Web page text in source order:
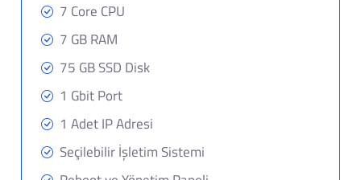
7 Core CPU
7 GB RAM
75 GB SSD Disk
1 Gbit Port
1 Adet IP Adresi
Seçilebilir İşletim Sistemi